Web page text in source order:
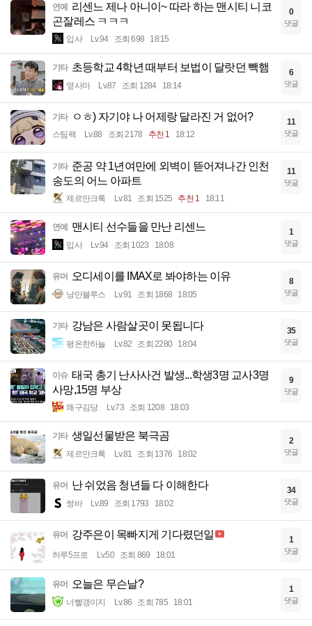
연예
리센느 제나 아니이~ 따라 하는 맨시티 니코
곤잘레스 ㅋㅋㅋ
입사 Lv.94 조회 698 18:15
0
댓글
기타 초등학교 4학년 때부터 보법이 달랏던 빽햄
옆사마 Lv.87 조회 1284 18:14
6
댓글
기타 ㅇㅎ) 자기야 나 어제랑 달라진 거 없어?
스팀팩 Lv.88 조회 2178 추천 1 18:12
11
댓글
기타 준공 약 1년여만에 외벽이 뜯어져나간 인천
송도의 어느 아파트
제르만크록 Lv.81 조회 1525 추천 1 18:11
11
댓글
연예 맨시티 선수들을 만난 리센느
입사 Lv.94 조회 1023 18:08
1
댓글
유머 오디세이를 IMAX로 봐야하는 이유
낭만블루스 Lv.91 조회 1868 18:05
8
댓글
기타 강남은 사람살곳이 못됩니다
평온한하늘 Lv.82 조회 2280 18:04
35
댓글
이슈 태국 총기 난사사건 발생...학생3명 교사3명
사망,15명 부상
왜구김당 Lv.73 조회 1208 18:03
9
댓글
기타 생일선물받은 북극곰
제르만크록 Lv.81 조회 1376 18:02
2
댓글
유머 난 쉬었음 청년들 다 이해한다
썽바 Lv.89 조회 1793 18:02
34
댓글
유머 강주은이 목빠지게 기다렸던일
하루5프로 Lv.50 조회 869 18:01
1
댓글
유머 오늘은 무슨날?
너빨갱이지 Lv.86 조회 785 18:01
1
댓글